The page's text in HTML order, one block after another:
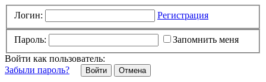
Логин: Регистрация
Пароль:
Запомнить меня
Войти как пользователь:
Забыли пароль?
Отмена